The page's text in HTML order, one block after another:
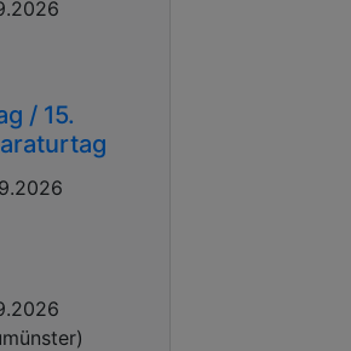
/ 15.